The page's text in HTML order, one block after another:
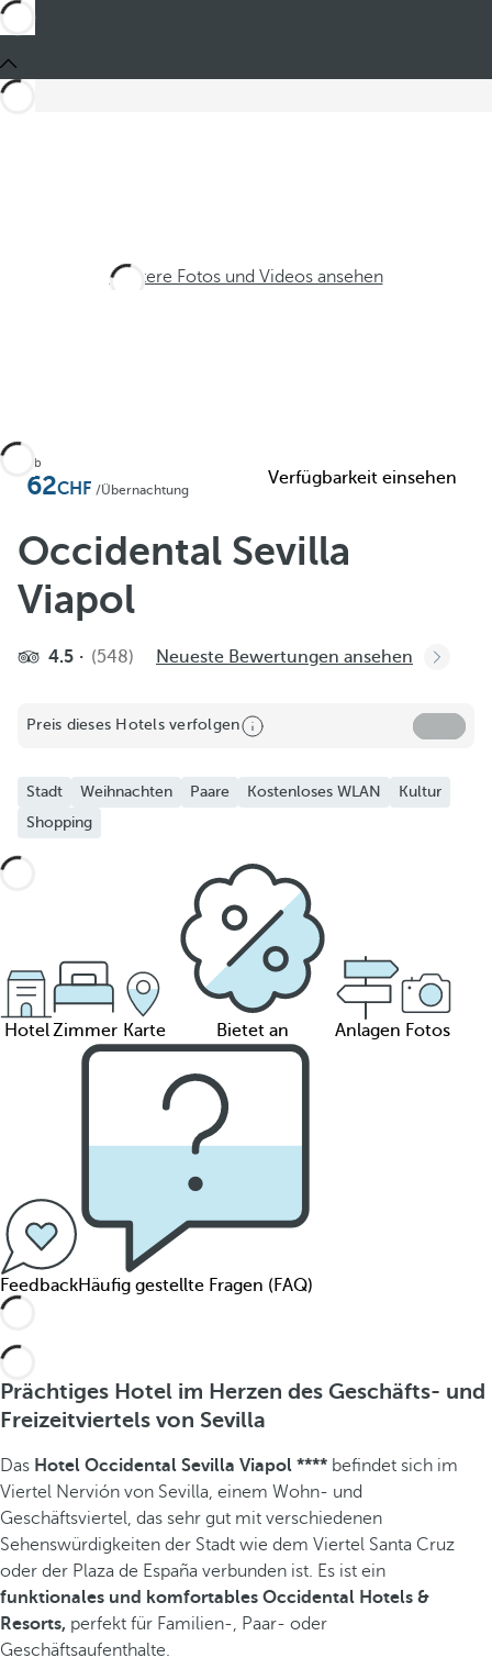
Weitere Fotos und Videos ansehen
Ab
62 /Übernachtung
Verfügbarkeit einsehen
Occidental Sevilla
Viapol
4.5 (548) Neueste Bewertungen ansehen
Preis dieses Hotels verfolgen
Stadt Weihnachten Paare Kostenloses WLAN
Kultur
Shopping
HotelZimmer Karte Bietet an Anlagen Fotos
FeedbackHäufig gestellte Fragen (FAQ)
Prächtiges Hotel im Herzen des Geschäfts- und
Freizeitviertels von Sevilla
Das Hotel Occidental Sevilla Viapol **** befindet sich im
Viertel Nervión von Sevilla, einem Wohn- und
Geschäftsviertel, das sehr gut mit verschiedenen
Sehenswürdigkeiten der Stadt wie dem Viertel Santa Cruz
oder der Plaza de España verbunden ist. Es ist ein
funktionales und komfortables Occidental Hotels &
Resorts, perfekt für Familien-, Paar- oder
Geschäftsaufenthalte.